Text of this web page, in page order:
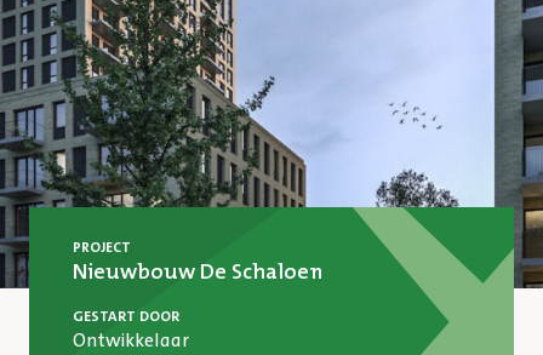
PROJECT
Nieuwbouw De Schaloen
GESTART DOOR
Ontwikkelaar